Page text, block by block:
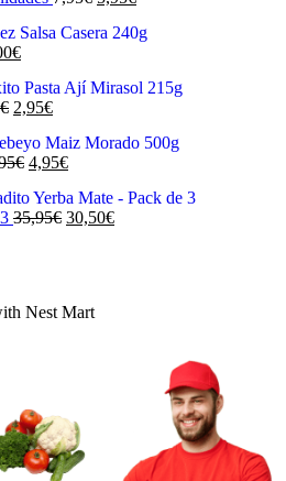
originalactual
€El
actual
es:
€ El
original
era:
2,95€El
actual
es:
€ El
original
era:
4,95€El
actual
es:
35,95€ El
30,50€El
Nest Mart